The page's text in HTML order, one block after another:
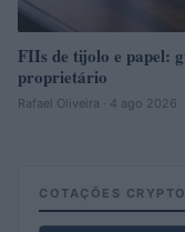
FIIs de tijolo e papel:
proprietário
Rafael Oliveira · 4 ago 2026
COTAÇÕES CRYPTO